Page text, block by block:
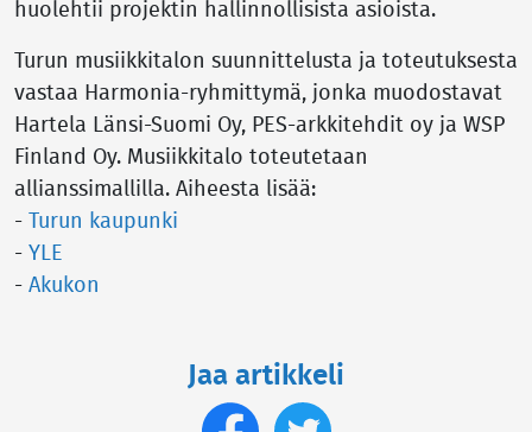
huolehtii projektin hallinnollisista asioista.
Turun musiikkitalon suunnittelusta ja toteutuksesta
vastaa Harmonia-ryhmittymä, jonka muodostavat
Hartela Länsi-Suomi Oy, PES-arkkitehdit oy ja WSP
Finland Oy. Musiikkitalo toteutetaan
allianssimallilla. Aiheesta lisää:
-
Turun kaupunki
- YLE
- Akukon
Jaa artikkeli